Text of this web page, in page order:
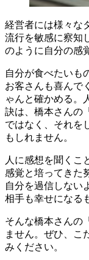
経営者には様々な
流行を敏感に察知
のように自分の感
自分が食べたいも
お客さんも喜んで
ゃんと確かめる。
訣は、橋本さんの
ではなく、それを
もしれません。
人に感想を聞くこ
感覚と培ってきた
自分を過信しない
相手も幸せになる
そんな橋本さんの
ません。ぜひ、こ
みください。